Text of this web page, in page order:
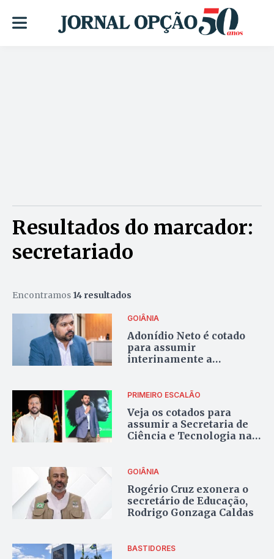
Resultados do marcador:
secretariado
Encontramos 14 resultados
GOIÂNIA
Adonídio Neto é cotado
para assumir
interinamente a
Goiânia
PRIMEIRO ESCALÃO
Veja os cotados para
assumir a Secretaria de
Ciência e Tecnologia na
GOIÂNIA
Rogério Cruz exonera o
secretário de Educação,
Rodrigo Gonzaga Caldas
BASTIDORES